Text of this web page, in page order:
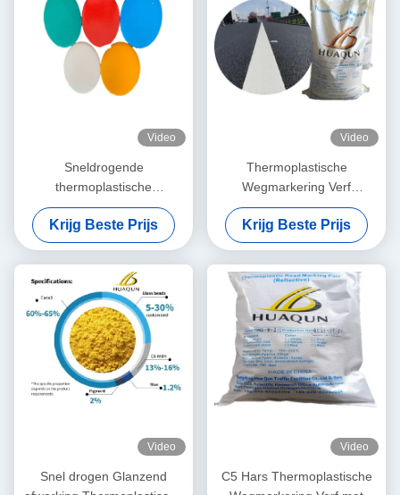
Video
Sneldrogende
thermoplastische
wegmarkeerverf met hoge
reflecterende
eigenschappen en
petroleumharsbasis voor
duurzame wegmarkeringen
Krijg Beste Prijs
Video
Thermoplastische
Wegmarkering Verf
Sneldrogend ≤3min met
Hoge
Temperatuurbestendigheid
180-220℃ en Aanpasbare
Kleuren
Krijg Beste Prijs
Video
Snel drogen Glanzend
Video
C5 Hars Thermoplastische